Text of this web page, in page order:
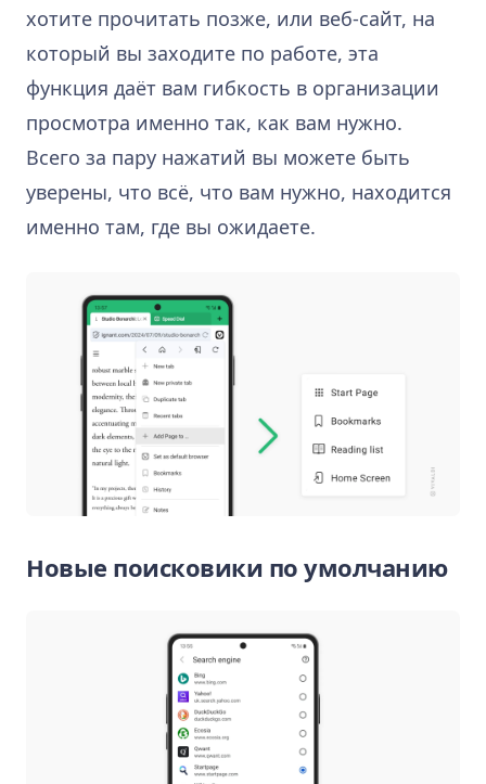
хотите прочитать позже, или веб-сайт, на
который вы заходите по работе, эта
функция даёт вам гибкость в организации
просмотра именно так, как вам нужно.
Всего за пару нажатий вы можете быть
уверены, что всё, что вам нужно, находится
именно там, где вы ожидаете.
Новые поисковики по умолчанию